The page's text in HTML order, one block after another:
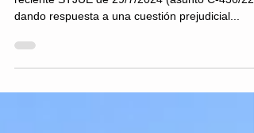
Dedicado a don Félix Rodríguez de la Fuente La
dando respuesta a una cuestión prejudicial...